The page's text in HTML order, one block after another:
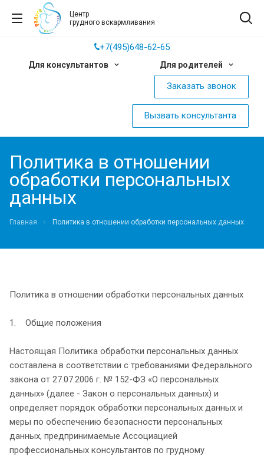
Центр
грудного вскармливания
+7(495)648-62-65
Для консультантов Для родителей
Заказать звонок
Вызвать консультанта
Политика в отношении
обработки персональных
данных
Главная Политика в отношении обработки персональных данных
Политика в отношении обработки персональных данных
1. Общие положения
Настоящая Политика обработки персональных данных
составлена в соответствии с требованиями Федерального
закона от 27.07.2006 г. № 152-ФЗ «О персональных
данных» (далее - Закон о персональных данных) и
определяет порядок обработки персональных данных и
меры по обеспечению безопасности персональных
данных, предпринимаемые Ассоциацией
профессиональных консультантов по грудному